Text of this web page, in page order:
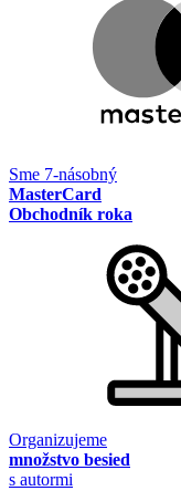
Sme 7-násobný
MasterCard
Obchodník roka
Organizujeme
množstvo besied
s autormi